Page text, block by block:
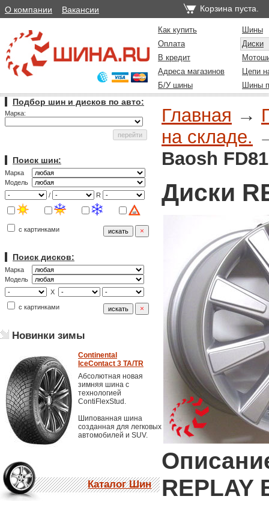
О компании Вакансии Корзина пуста.
Как купить
Шины
Оплата
Диски
В кредит
Адреса магазинов
Цепи
Б/У шины
Шины
Подбор шин и дисков по авто:
Марка:
Поиск шин:
Марка
Модель
/
R
с картинками
Поиск дисков:
Марка
Модель
X
с картинками
Новинки зимы
Continental
IceContact 3 TA/TR
Абсолютная новая
зимняя шина с
технологией
ContiFlexStud.
Шипованная шина
созданная для легковых
автомобилей и SUV.
Каталог Шин
Главная →
на складе.
Baosh
Диски
REPLAY